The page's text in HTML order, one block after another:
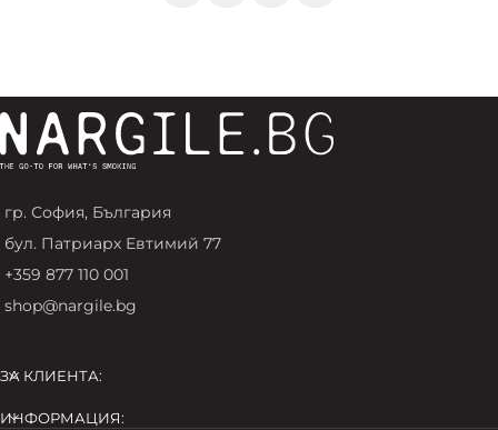
гр. София, България
бул. Патриарх Евтимий 77
+359 877 110 001
shop@nargile.bg
ЗА КЛИЕНТА:
ИНФОРМАЦИЯ: